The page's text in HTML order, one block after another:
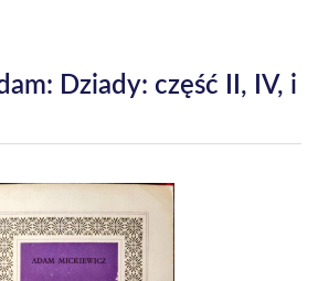
Dziady: część II, IV, i